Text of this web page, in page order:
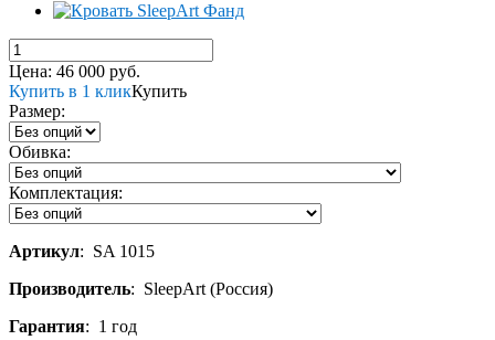
Цена: 46 000 руб.
Купить в 1 кликКупить
Размер:
Обивка:
Комплектация:
Артикул: SA 1015
Производитель: SleepArt (Россия)
Гарантия: 1 год